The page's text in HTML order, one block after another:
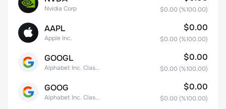
Nvidia Corp $0.00 (%100.00)
AAPL
Apple Inc.
$0.00
$0.00 (%100.00)
GOOGL
Alphabet Inc. Class A Common Stock
$0.00
$0.00 (%100.00)
GOOG
Alphabet Inc. Class C Capital Stock
$0.00
$0.00 (%100.00)